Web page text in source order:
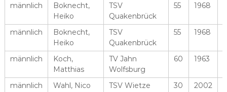
männlich
Boknecht,
Heiko
TSV
Quakenbrück
55 1968
männlich
Boknecht,
Heiko
TSV
Quakenbrück
55 1968
männlich
Koch,
Matthias
TV Jahn
Wolfsburg
60 1963
männlich Wahl, Nico TSV Wietze 30 2002